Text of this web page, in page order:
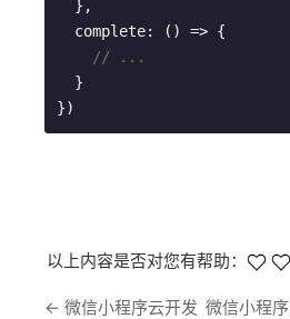
// ...
})
以上内容是否对您有帮助：
← 微信小程序云开发 微信小程